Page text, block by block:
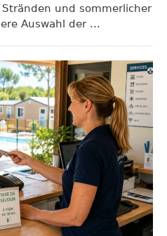
und sommerlicher
Auswahl der ...